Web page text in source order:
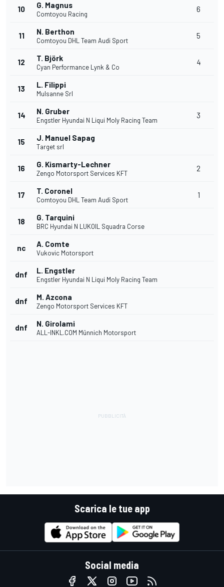
10 G. Magnus
Comtoyou Racing
6
11 N. Berthon
Comtoyou DHL Team Audi Sport
5
12 T. Björk
Cyan Performance Lynk & Co
4
13 L. Filippi
Mulsanne Srl
14 N. Gruber
Engstler Hyundai N Liqui Moly Racing Team
3
15 J. Manuel Sapag
Target srl
16 G. Kismarty-Lechner
Zengo Motorsport Services KFT
2
17 T. Coronel
Comtoyou DHL Team Audi Sport
1
18 G. Tarquini
BRC Hyundai N LUKOIL Squadra Corse
nc A. Comte
Vukovic Motorsport
dnf L. Engstler
Engstler Hyundai N Liqui Moly Racing Team
dnf M. Azcona
Zengo Motorsport Services KFT
dnf N. Girolami
ALL-INKL.COM Münnich Motorsport
Scarica le tue app
Social media